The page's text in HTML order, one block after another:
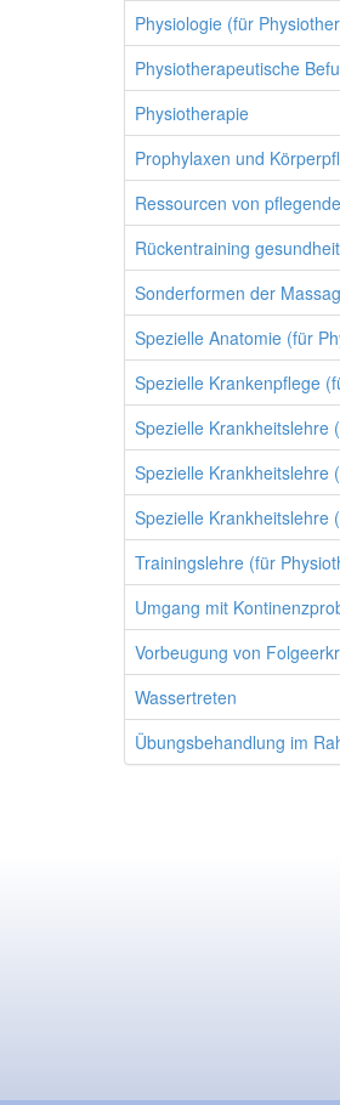
Physiologie (für
Physiotherapeutische
Physiotherapie
Prophylaxen und
Ressourcen von
Rückentraining
Sonderformen der
Spezielle Anatomie (für
Spezielle Krankenpflege
Spezielle Krankheitslehre
Spezielle Krankheitslehre
Spezielle Krankheitslehre
Trainingslehre (für
Umgang mit
Vorbeugung von
Wassertreten
Übungsbehandlung im